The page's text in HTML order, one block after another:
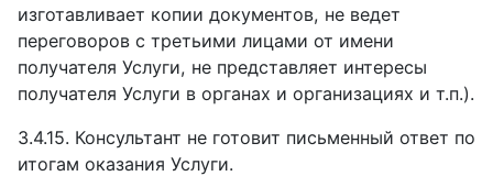
изготавливает копии документов, не ведет
переговоров с третьими лицами от имени
получателя Услуги, не представляет интересы
получателя Услуги в органах и организациях и т.п.).
3.4.15. Консультант не готовит письменный ответ по
итогам оказания Услуги.